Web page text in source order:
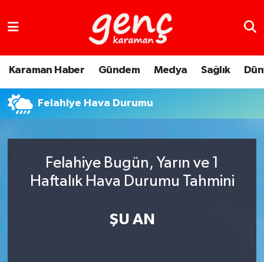
Karaman Haber Gündem Medya Sağlık
Felahiye Hava Durumu
Felahiye Bugün, Yarın ve 1
Haftalık Hava Durumu Tahmini
ŞU AN